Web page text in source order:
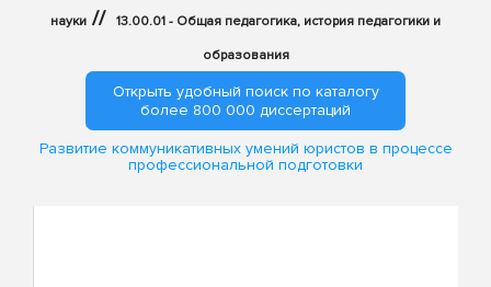
науки // 13.00.01 - Общая педагогика, история педагогики и
образования
Открыть удобный поиск по каталогу
более 800 000 диссертаций
Развитие коммуникативных умений юристов в процессе
профессиональной подготовки